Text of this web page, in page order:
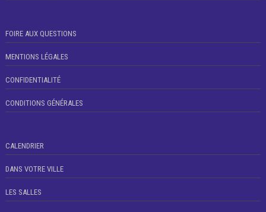
FOIRE AUX QUESTIONS
MENTIONS LÉGALES
CONFIDENTIALITÉ
CONDITIONS GÉNÉRALES
CALENDRIER
DANS VOTRE VILLE
LES SALLES